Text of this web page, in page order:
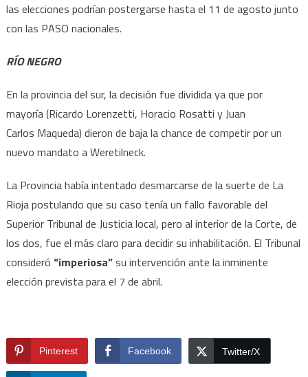
las elecciones podrían postergarse hasta el 11 de agosto junto
con las PASO nacionales.
RÍO NEGRO
En la provincia del sur, la decisión fue dividida ya que por
mayoría (Ricardo Lorenzetti, Horacio Rosatti y Juan
Carlos Maqueda) dieron de baja la chance de competir por un
nuevo mandato a Weretilneck.
La Provincia había intentado desmarcarse de la suerte de La
Rioja postulando que su caso tenía un fallo favorable del
Superior Tribunal de Justicia local, pero al interior de la Corte, de
los dos, fue el más claro para decidir su inhabilitación. El Tribunal
consideró “imperiosa”su intervención ante la inminente
elección prevista para el 7 de abril.
Pinterest Facebook Twitter/X